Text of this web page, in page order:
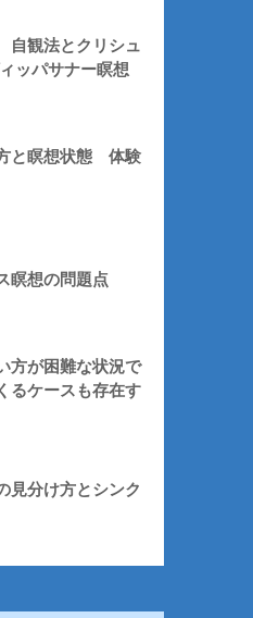
観法とクリシュ
ッパサナー瞑想
と瞑想状態 体験
瞑想の問題点
方が困難な状況で
るケースも存在す
分け方とシンク